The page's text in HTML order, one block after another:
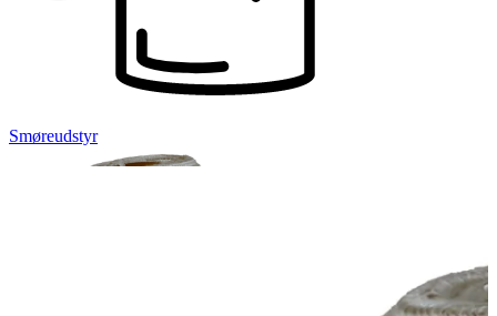
Smøreudstyr